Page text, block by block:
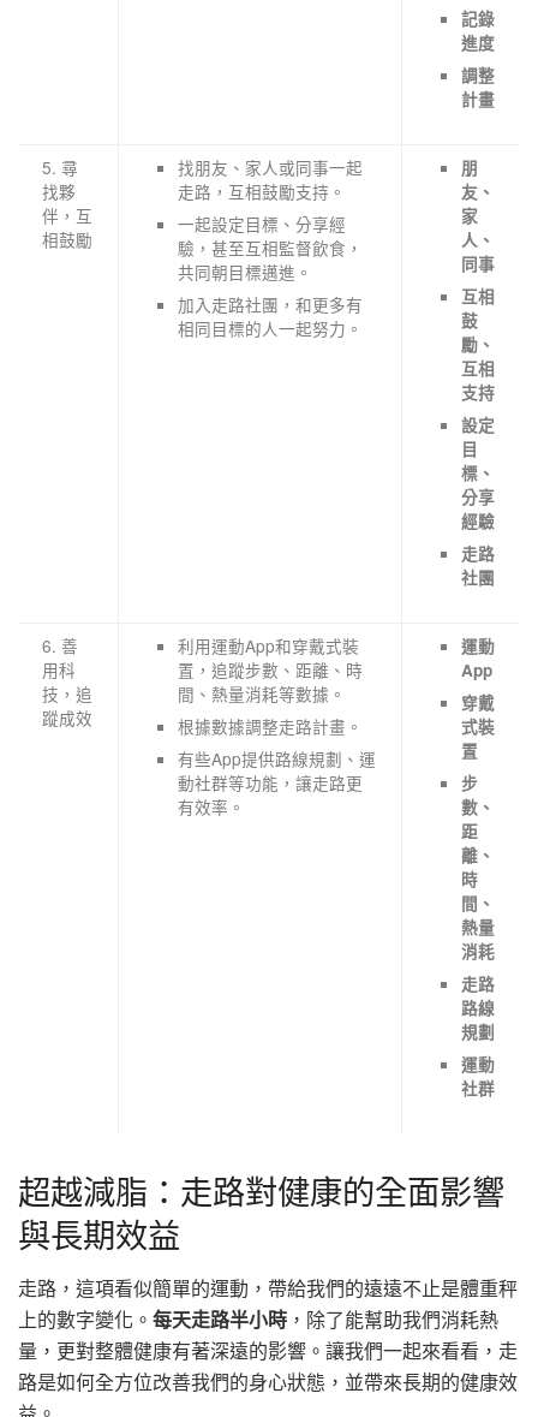
記錄
進度
調整
計畫
5. 尋
找夥
伴，互
相鼓勵
找朋友、家人或同事一起
走路，互相鼓勵支持。
一起設定目標、分享經
驗，甚至互相監督飲食，
共同朝目標邁進。
加入走路社團，和更多有
相同目標的人一起努力。
朋
友、
家
人、
同事
互相
鼓
勵、
互相
支持
設定
目
標、
分享
經驗
走路
社團
6. 善
用科
技，追
蹤成效
利用運動App和穿戴式裝
置，追蹤步數、距離、時
間、熱量消耗等數據。
根據數據調整走路計畫。
有些App提供路線規劃、運
動社群等功能，讓走路更
有效率。
運動
App
穿戴
式裝
置
步
數、
距
離、
時
間、
熱量
消耗
走路
路線
規劃
運動
社群
超越減脂：走路對健康的全面影響
與長期效益
走路，這項看似簡單的運動，帶給我們的遠遠不止是體重秤
上的數字變化。 每天走路半小時 ，除了能幫助我們消耗熱
量，更對整體健康有著深遠的影響。讓我們一起來看看，走
路是如何全方位改善我們的身心狀態，並帶來長期的健康效